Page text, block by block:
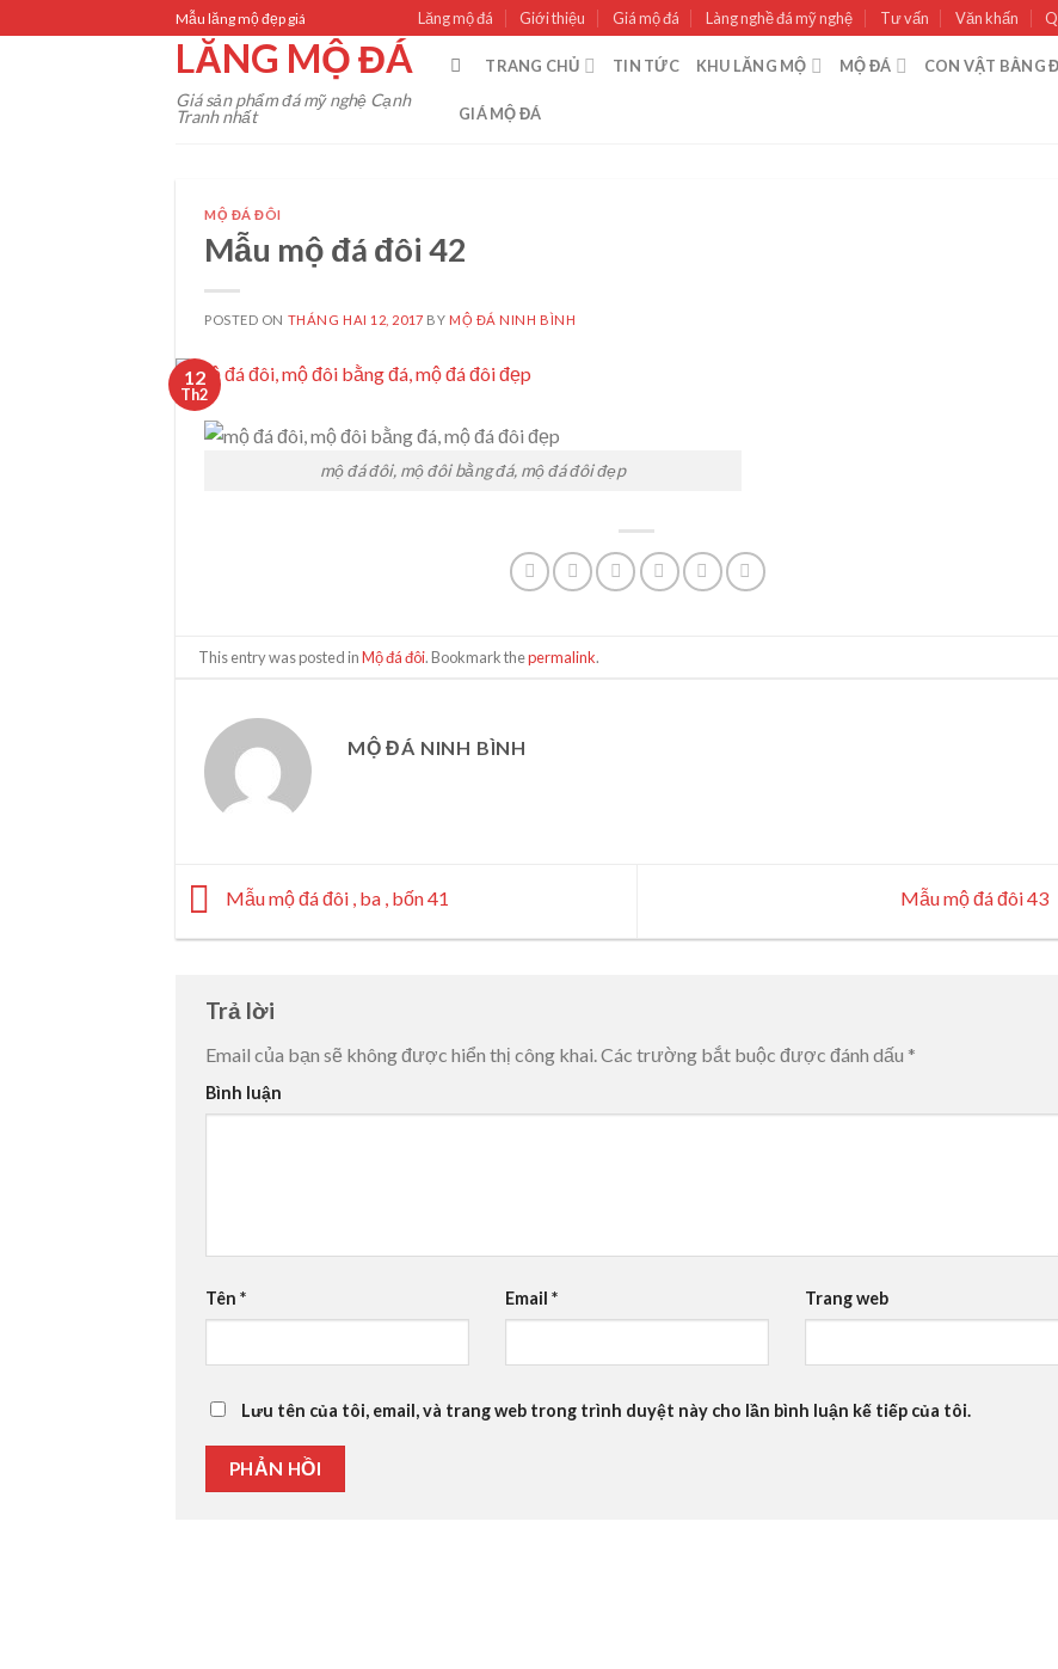
Mẫu lăng mộ đẹp giá Lăng mộ đá Giới thiệu Giá mộ đá Làng nghề đá mỹ nghệ Tư vấn Văn khấn
LĂNG MỘ ĐÁ
Giá sản phẩm đá mỹ nghệ Cạnh
Tranh nhất
TRANG CHỦ TIN TỨC KHU LĂNG MỘ MỘ ĐÁ CON VẬT BẰNG
GIÁ MỘ ĐÁ
MỘ ĐÁ ĐÔI
Mẫu mộ đá đôi 42
POSTED ON THÁNG HAI 12, 2017 BY MỘ ĐÁ NINH BÌNH
12
Th2
mộ đá đôi, mộ đôi bằng đá, mộ đá đôi đẹp
This entry was posted inMộ đá đôi. Bookmark thepermalink.
MỘ ĐÁ NINH BÌNH
Mẫu mộ đá đôi , ba , bốn 41 Mẫu mộ đá đôi 43
Trả lời
Email của bạn sẽ không được hiển thị công khai.Các trường bắt buộc được đánh dấu *
Bình luận
Tên * Email * Trang web
Lưu tên của tôi, email, và trang web trong trình duyệt này cho lần bình luận kế tiếp của tôi.